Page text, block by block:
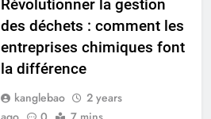
Révolutionner la gestion
des déchets : comment les
entreprises chimiques font
la différence
kanglebao
2 years